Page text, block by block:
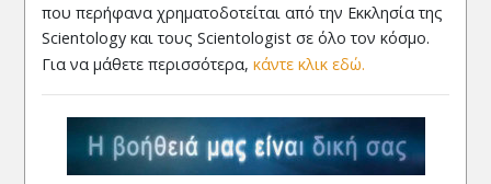
που περήφανα χρηματοδοτείται από την Εκκλησία της
Scientology και τους Scientologist σε όλο τον κόσμο.
Για να μάθετε περισσότερα,κάντε κλικ εδώ.